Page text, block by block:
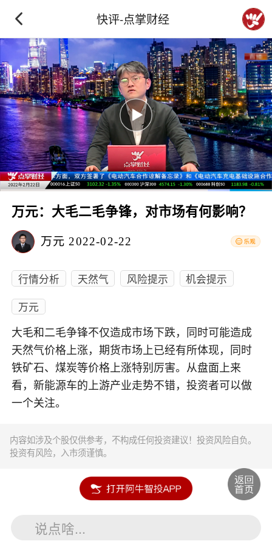
快评-点掌财经
万元：大毛二毛争锋，对市场有何影响？
万元 2022-02-22
行情分析 天然气 风险提示
机会提示
万元
大毛和二毛争锋不仅造成市场下跌，同时可能造成
天然气价格上涨，期货市场上已经有所体现，同时
铁矿石、煤炭等价格上涨特别厉害。从盘面上来
看，新能源车的上游产业走势不错，投资者可以做
一个关注。
内容如涉及个股仅供参考，不构成任何投资建议！投资风险自负。
投资有风险，入市须谨慎。
说点啥...